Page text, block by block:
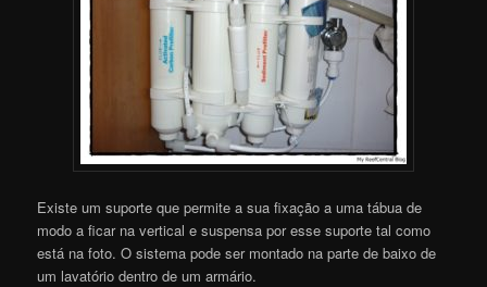
Existe um suporte que permite a sua fixação a uma tábua de
modo a ficar na vertical e suspensa por esse suporte tal como
está na foto. O sistema pode ser montado na parte de baixo de
um lavatório dentro de um armário.